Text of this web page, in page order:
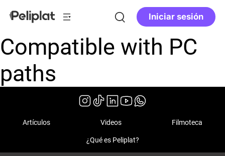
Iniciar sesión
Compatible with PC
paths
Artículos Videos Filmoteca
¿Qué es Peliplat?